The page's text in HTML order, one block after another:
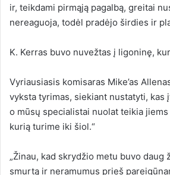
ir, teikdami pirmąją pagalbą, greitai
nereaguoja, todėl pradėjo širdies ir
K. Kerras buvo nuvežtas į ligoninę,
Vyriausiasis komisaras Mike’as
vyksta tyrimas, siekiant nustatyti, kas
o mūsų specialistai nuolat teikia
kurią turime iki šiol.“
„Žinau, kad skrydžio metu buvo daug
smurtą ir neramumus prieš